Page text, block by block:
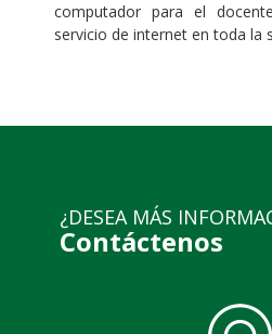
computador para el
servicio de internet en toda la
¿DESEA MÁS
Contáctenos